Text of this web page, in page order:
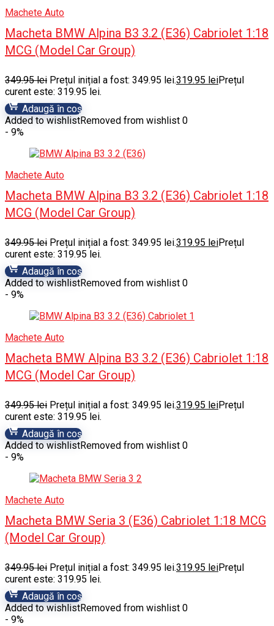
Machete Auto
Macheta BMW Alpina B3 3.2 (E36) Cabriolet 1:18
MCG (Model Car Group)
349.95lei Prețul inițial a fost: 349.95 lei.319.95 leiPrețul
curent este: 319.95 lei.
Adaugă în coș
Added to wishlistRemoved from wishlist 0
- 9%
Machete Auto
Macheta BMW Alpina B3 3.2 (E36) Cabriolet 1:18
MCG (Model Car Group)
349.95lei Prețul inițial a fost: 349.95 lei.319.95 leiPrețul
curent este: 319.95 lei.
Adaugă în coș
Added to wishlistRemoved from wishlist 0
- 9%
Machete Auto
Macheta BMW Alpina B3 3.2 (E36) Cabriolet 1:18
MCG (Model Car Group)
349.95lei Prețul inițial a fost: 349.95 lei.319.95 leiPrețul
curent este: 319.95 lei.
Adaugă în coș
Added to wishlistRemoved from wishlist 0
- 9%
Machete Auto
Macheta BMW Seria 3 (E36) Cabriolet 1:18 MCG
(Model Car Group)
349.95lei Prețul inițial a fost: 349.95 lei.319.95 leiPrețul
curent este: 319.95 lei.
Adaugă în coș
Added to wishlistRemoved from wishlist 0
- 9%